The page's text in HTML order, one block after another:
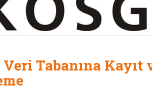
Veri Tabanına